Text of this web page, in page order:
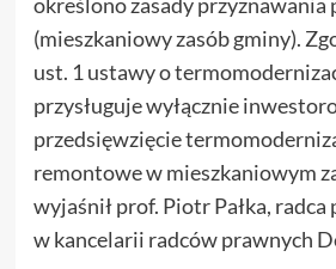
(mieszkaniowy zasób gminy).
ust. 1 ustawy o
przysługuje wyłącznie
przedsięwzięcie
remontowe w mieszkaniowym
wyjaśnił prof. Piotr Pałka,
w kancelarii radców prawnych